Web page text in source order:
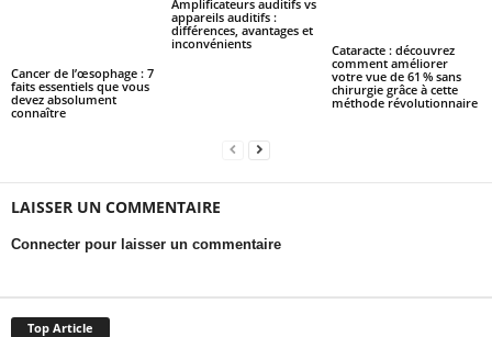
Cancer de l’œsophage : 7
faits essentiels que vous
devez absolument
connaître
Amplificateurs auditifs vs
appareils auditifs :
différences, avantages et
inconvénients
Cataracte : découvrez
comment améliorer
votre vue de 61 % sans
chirurgie grâce à cette
méthode révolutionnaire
LAISSER UN COMMENTAIRE
Connecter pour laisser un commentaire
Top Article